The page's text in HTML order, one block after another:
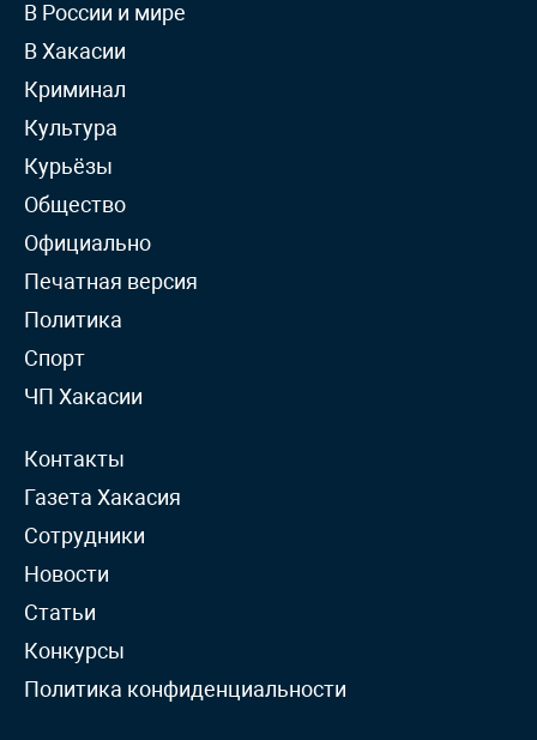
В России и мире
В Хакасии
Криминал
Культура
Курьёзы
Общество
Официально
Печатная версия
Политика
Спорт
ЧП Хакасии
Контакты
Газета Хакасия
Сотрудники
Новости
Статьи
Конкурсы
Политика конфиденциальности